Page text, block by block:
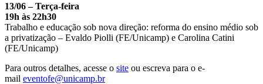
13/06 – Terça-feira
19h às 22h30
Trabalho e educação sob nova direção: reforma do ensino médio sob
a privatização – Evaldo Piolli (FE/Unicamp) e Carolina Catini
(FE/Unicamp)
Para outros detalhes, acesse o site ou escreva para o e-
mail eventofe@unicamp.br